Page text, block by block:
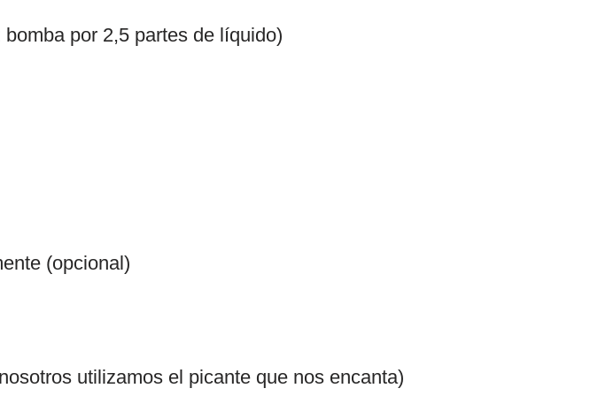
por 2,5 partes de líquido)
(opcional)
utilizamos el picante que nos encanta)